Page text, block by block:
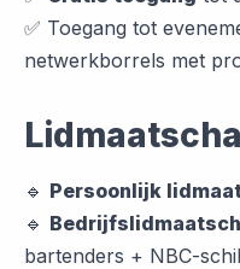
✅ Toegang tot
netwerkborrels met
🔹 Persoonlijk
🔹
bartenders + NBC-